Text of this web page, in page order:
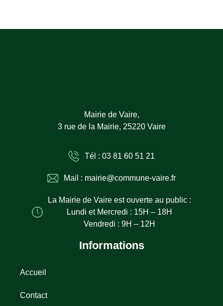
Mairie de Vaire,
3 rue de la Mairie, 25220 Vaire
Tél : 03 81 60 51 21
Mail : mairie@commune-vaire.fr
La Mairie de Vaire est ouverte au public :
Lundi et Mercredi : 15H – 18H
Vendredi : 9H – 12H
Informations
Accueil
Contact